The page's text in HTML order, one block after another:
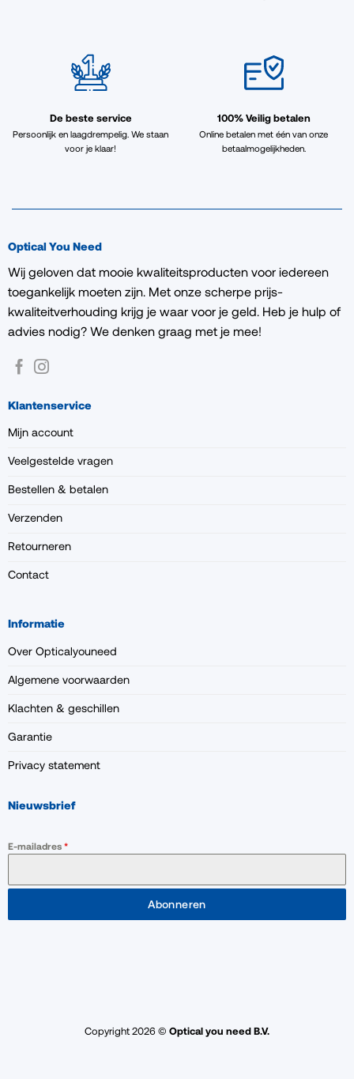
De beste service
Persoonlijk en laagdrempelig. We staan
voor je klaar!
100% Veilig betalen
Online betalen met één van onze
betaalmogelijkheden.
Optical You Need
Wij geloven dat mooie kwaliteitsproducten voor iedereen
toegankelijk moeten zijn. Met onze scherpe prijs-
kwaliteitverhouding krijg je waar voor je geld. Heb je hulp of
advies nodig? We denken graag met je mee!
Klantenservice
Mijn account
Veelgestelde vragen
Bestellen & betalen
Verzenden
Retourneren
Contact
Informatie
Over Opticalyouneed
Algemene voorwaarden
Klachten & geschillen
Garantie
Privacy statement
Nieuwsbrief
E-mailadres *
Abonneren
Copyright 2026 © Optical you need B.V.